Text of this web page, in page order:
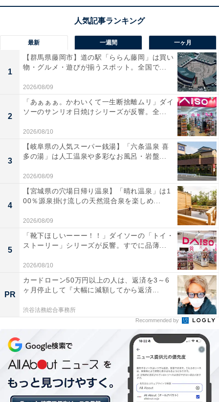
手回しドライバー感覚で使える、軽量・小型の電動ミニ
ャージできるのが嬉しいですね。ボタンを離すとピタッ
と止まるブレーキ機能や暗所を照らすLEDライトも搭載
しています。
これ1台あれば、面倒だった家具の組み立てや日々のち
ょっとしたメンテナンスが、驚くほどスピーディーで快
適になりますよ！
パナソニックの電動ドライバー「EZ1D11S-B」の口
コミは？
パナソニックの電動ドライバー「EZ1D11S-B」には以下
のような口コミが寄せられています。
手のひらサイズで非常に軽く、ちょっとした家具の
組み立てが本当に楽になりました
USBのType-Cでスマホと同じように充電できるのが
手締めもできるので、最後の微調整を自分の感覚で
手軽に使える電動ドライバーを探している人や、工具を
最新 一週間 一ヶ月
1
【群馬県藤岡市】道の駅「ららん藤岡」は買い
物・グルメ・遊びが揃うスポット。全国で...
2026/08/09
2
「あぁぁぁ。かわいくて一生断捨離ムリ」ダイ
ソーのサンリオ日焼けシリーズが反響。全...
2026/08/10
3
【岐阜県の人気スーパー銭湯】「六条温泉 喜
多の湯」は人工温泉や多彩なお風呂・岩盤...
2026/08/09
4
【宮城県の穴場日帰り温泉】「晴れ温泉」は1
00％源泉掛け流しの天然混合泉を楽しめ...
2026/08/09
5
「靴下ほしいーーー！！」ダイソーの「トイ・
ストーリー」シリーズが反響。すでに品薄...
2026/08/10
PR
カードローン50万円以上の人は、返済を3～6
ヶ月停止して『大幅に減額してから返済...
渋谷法務総合事務所
Recommended by